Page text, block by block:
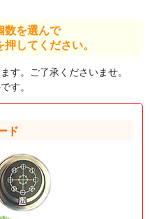
数を選んで
押してください。
す。ご了承くださいませ。
す。
ド